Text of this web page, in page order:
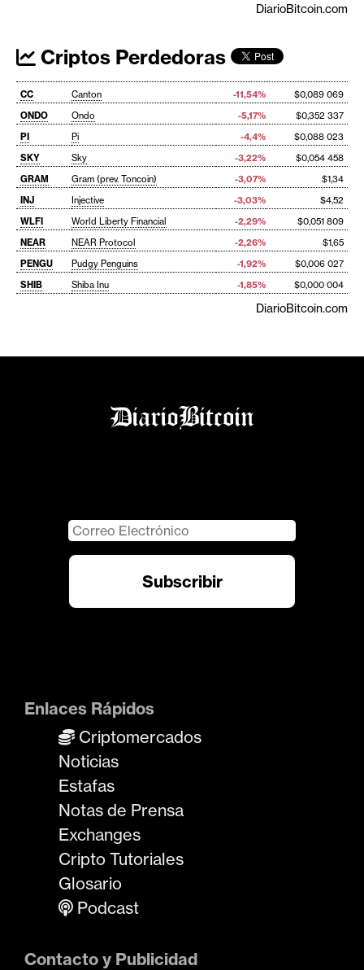
DiarioBitcoin.com
Criptos Perdedoras
CC Canton -11,54%
$0,089 069
ONDO
Ondo -5,17%
$0,352 337
PI
Pi -4,4%
$0,088 023
SKY
Sky -3,22%
$0,054 458
GRAM
Gram (prev. Toncoin) -3,07%
$1,34
INJ
Injective -3,03%
$4,52
WLFI
World Liberty Financial -2,29%
$0,051 809
NEAR
NEAR Protocol -2,26%
$1,65
PENGU
Pudgy Penguins -1,92%
$0,006 027
SHIB
Shiba Inu -1,85% $0,000 004
DiarioBitcoin.com
Enlaces Rápidos
Criptomercados
Noticias
Estafas
Notas de Prensa
Exchanges
Cripto Tutoriales
Glosario
Podcast
Contacto y Publicidad